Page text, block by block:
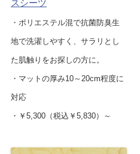
スシーツ
・ポリエステル混で抗菌防臭生
地で洗濯しやすく、サラリとし
た肌触りをお探しの方に。
・マットの厚み10～20cm程度に
対応
・￥5,300（税込￥5,830）～